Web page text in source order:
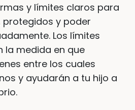
y límites claros para
protegidos y poder
Los límites
la medida en que
entre los cuales
y ayudarán a tu hijo a